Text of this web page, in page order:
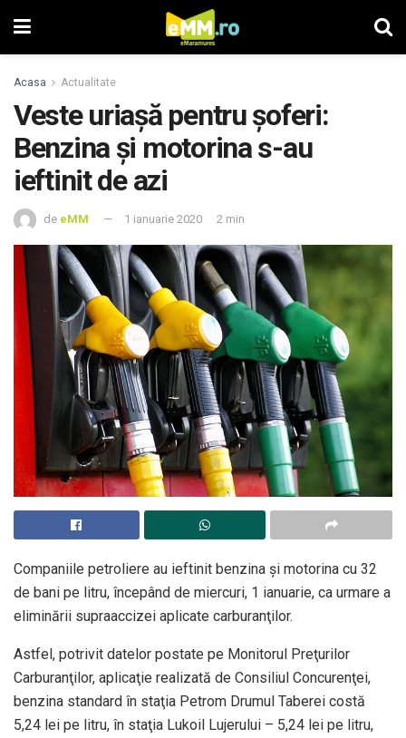
Acasa Actualitate
Veste uriașă pentru șoferi:
Benzina şi motorina s-au
ieftinit de azi
de eMM 1 ianuarie 2020 2 min
Companiile petroliere au ieftinit benzina şi motorina cu 32
de bani pe litru, începând de miercuri, 1 ianuarie, ca urmare a
eliminării supraaccizei aplicate carburanţilor.
Astfel, potrivit datelor postate pe Monitorul Preţurilor
Carburanţilor, aplicaţie realizată de Consiliul Concurenţei,
benzina standard în staţia Petrom Drumul Taberei costă
5,24 lei pe litru, în staţia Lukoil Lujerului – 5,24 lei pe litru,